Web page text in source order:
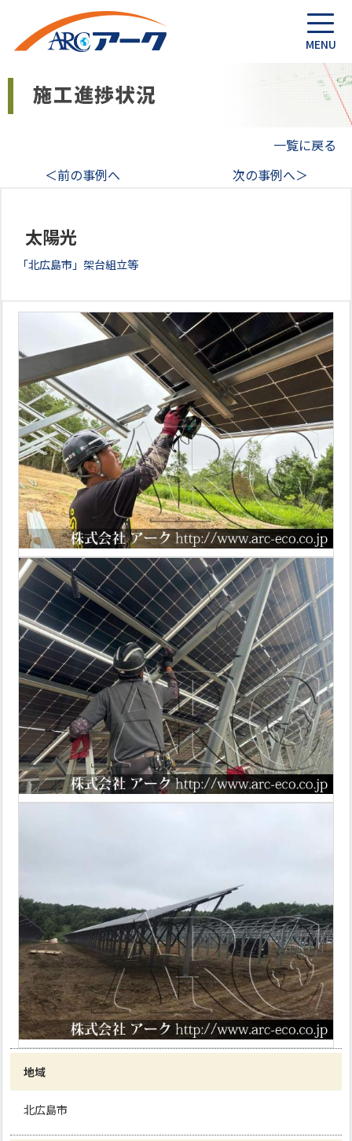
一覧に戻る
＜前の事例へ
次の事例へ＞
太陽光
「北広島市」架台組立等
地域
北広島市